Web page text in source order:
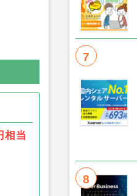
7
8